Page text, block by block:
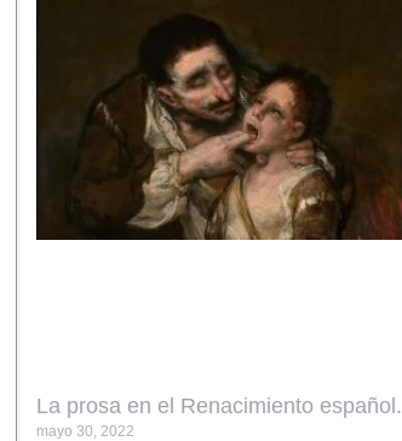
La prosa en el Renacimiento español.
mayo 30, 2022